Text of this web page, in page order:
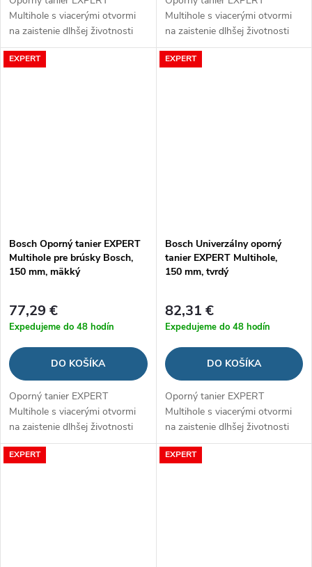
Multihole s viacerými otvormi
na zaistenie dlhšej životnosti
brúsneho papiera
Multihole s viacerými otvormi
na zaistenie dlhšej životnosti
brúsneho papiera
EXPERT
Bosch Oporný tanier EXPERT
Multihole pre brúsky Bosch,
150 mm, mäkký
77,29 €
Expedujeme do 48 hodín
DO KOŠÍKA
Oporný tanier EXPERT
Multihole s viacerými otvormi
na zaistenie dlhšej životnosti
brúsneho papiera
EXPERT
Bosch Univerzálny oporný
tanier EXPERT Multihole,
150 mm, tvrdý
82,31 €
Expedujeme do 48 hodín
DO KOŠÍKA
Oporný tanier EXPERT
Multihole s viacerými otvormi
na zaistenie dlhšej životnosti
brúsneho papiera
EXPERT EXPERT